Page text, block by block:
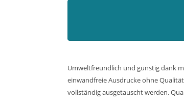
Umweltfreundlich und günstig dank
einwandfreie Ausdrucke ohne
vollständig ausgetauscht werden.